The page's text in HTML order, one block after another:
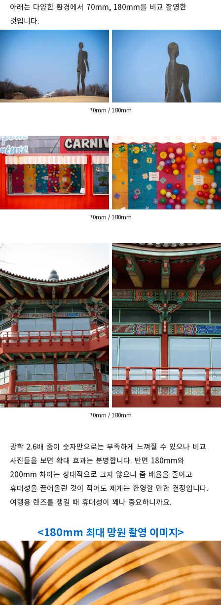
아래는 다양한 환경에서 70mm, 180mm를 비교 촬영한
것입니다.
70mm / 180mm
70mm / 180mm
70mm / 180mm
광학 2.6배 줌이 숫자만으로는 부족하게 느껴질 수 있으나 비교
사진들을 보면 확대 효과는 분명합니다. 반면 180mm와
200mm 차이는 상대적으로 크지 않으니 줌 배율을 줄이고
휴대성을 끌어올린 것이 적어도 제게는 환영할 만한 결정입니다.
여행용 렌즈를 챙길 때 휴대성이 꽤나 중요하니까요.
<180mm 최대 망원 촬영 이미지>